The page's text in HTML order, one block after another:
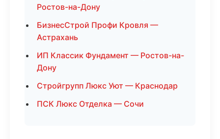
Ростов-на-Дону
БизнесСтрой Профи Кровля —
Астрахань
ИП Классик Фундамент — Ростов-на-
Дону
Стройгрупп Люкс Уют — Краснодар
ПСК Люкс Отделка — Сочи